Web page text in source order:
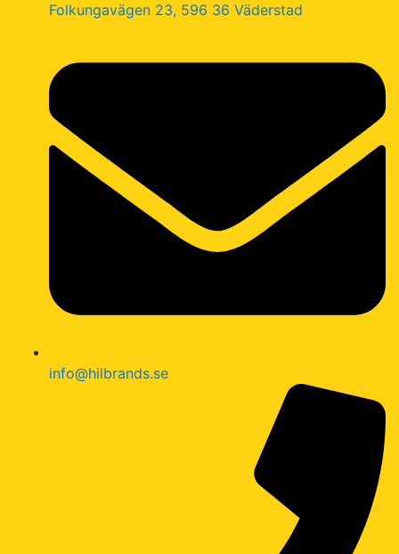
Folkungavägen 23, 596 36 Väderstad
info@hilbrands.se